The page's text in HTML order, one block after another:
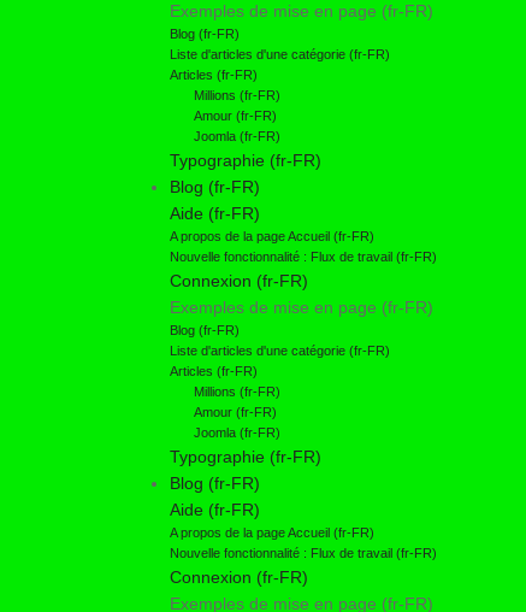
Exemples de mise en page (fr-FR)
Blog (fr-FR)
Liste d'articles d'une catégorie (fr-FR)
Articles (fr-FR)
Millions (fr-FR)
Amour (fr-FR)
Joomla (fr-FR)
Typographie (fr-FR)
Blog (fr-FR)
Aide (fr-FR)
A propos de la page Accueil (fr-FR)
Nouvelle fonctionnalité : Flux de travail (fr-FR)
Connexion (fr-FR)
Exemples de mise en page (fr-FR)
Blog (fr-FR)
Liste d'articles d'une catégorie (fr-FR)
Articles (fr-FR)
Millions (fr-FR)
Amour (fr-FR)
Joomla (fr-FR)
Typographie (fr-FR)
Blog (fr-FR)
Aide (fr-FR)
A propos de la page Accueil (fr-FR)
Nouvelle fonctionnalité : Flux de travail (fr-FR)
Connexion (fr-FR)
Exemples de mise en page (fr-FR)